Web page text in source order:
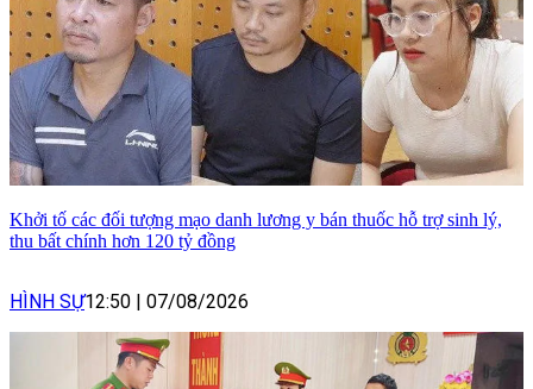
Khởi tố các đối tượng mạo danh lương y bán thuốc hỗ trợ sinh lý,
thu bất chính hơn 120 tỷ đồng
HÌNH SỰ12:50 | 07/08/2026